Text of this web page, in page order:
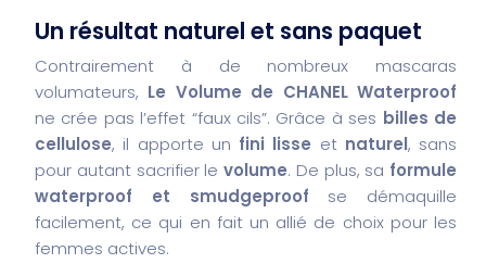
Un résultat naturel et sans paquet
Contrairement à de nombreux mascaras
volumateurs, Le Volume de CHANEL Waterproof
ne crée pas l’effet “faux cils”. Grâce à ses billes de
cellulose, il apporte un fini lisse et naturel, sans
pour autant sacrifier le volume. De plus, sa formule
waterproof et smudgeproof se démaquille
facilement, ce qui en fait un allié de choix pour les
femmes actives.